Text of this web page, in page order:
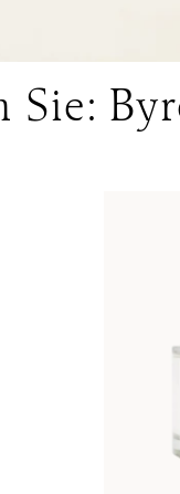
Sie: